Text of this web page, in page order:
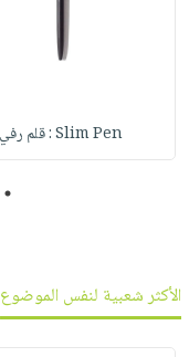
Slim Pen : قلم رفي
1
الأكثر شعبية لنفس الموضوع